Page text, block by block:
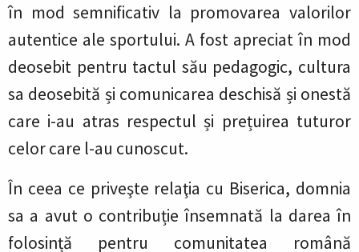
în mod semnificativ la promovarea valorilor
autentice ale sportului. A fost apreciat în mod
deosebit pentru tactul său pedagogic, cultura
sa deosebită și comunicarea deschisă și onestă
care i-au atras respectul și prețuirea tuturor
celor care l-au cunoscut.
În ceea ce priveşte relaţia cu Biserica, domnia
sa a avut o contribuție însemnată la darea în
folosință pentru comunitatea română